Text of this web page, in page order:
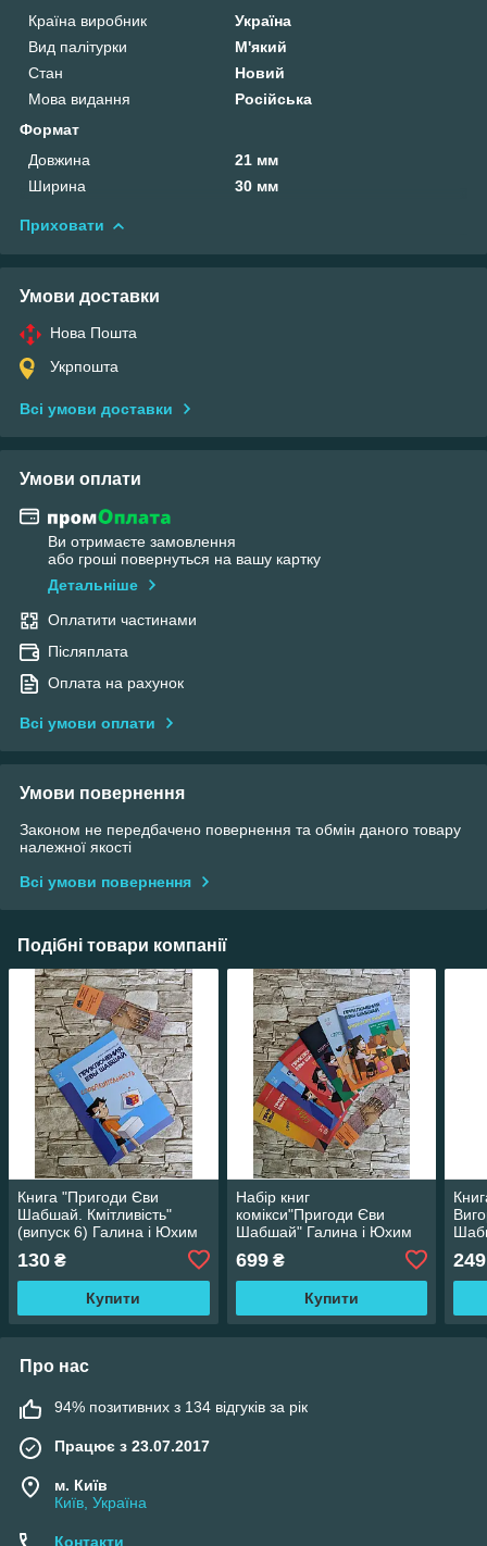
Країна виробник
Україна
Вид палітурки
М'який
Стан
Новий
Мова видання
Російська
Формат
Довжина
21 мм
Ширина
30 мм
Приховати
Умови доставки
Нова Пошта
Укрпошта
Всі умови доставки
Умови оплати
Ви отримаєте замовлення
або гроші повернуться на вашу картку
Детальніше
Оплатити частинами
Післяплата
Оплата на рахунок
Всі умови оплати
Умови повернення
Законом не передбачено повернення та обмін даного товару
належної якості
Всі умови повернення
Подібні товари компанії
Книга "Пригоди Єви
Шабшай. Кмітливість"
(випуск 6) Галина і Юхим
130 ₴
Купити
Набір книг
комікси"Пригоди Єви
Шабшай" Галина і Юхим
Шабшай Галина і Юхим
Шабшай
699₴
Купити
249
Про нас
94% позитивних з 134 відгуків за рік
Працює з 23.07.2017
м. Київ
Київ, Україна
Контакти